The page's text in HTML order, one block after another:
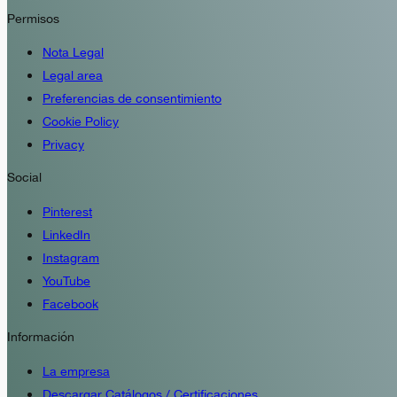
Permisos
Nota Legal
Legal area
Preferencias de consentimiento
Cookie Policy
Privacy
Social
Pinterest
LinkedIn
Instagram
YouTube
Facebook
Información
La empresa
Descargar Catálogos / Certificaciones